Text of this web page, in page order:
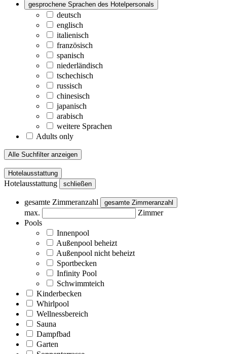
gesprochene Sprachen des Hotelpersonals
deutsch
englisch
italienisch
französisch
spanisch
niederländisch
tschechisch
russisch
chinesisch
japanisch
arabisch
weitere Sprachen
Adults only
Alle Suchfilter anzeigen
Hotelausstattung
Hotelausstattung schließen
gesamte Zimmeranzahl gesamte Zimmeranzahl
max.
Zimmer
Pools
Innenpool
Außenpool beheizt
Außenpool nicht beheizt
Sportbecken
Infinity Pool
Schwimmteich
Kinderbecken
Whirlpool
Wellnessbereich
Sauna
Dampfbad
Garten